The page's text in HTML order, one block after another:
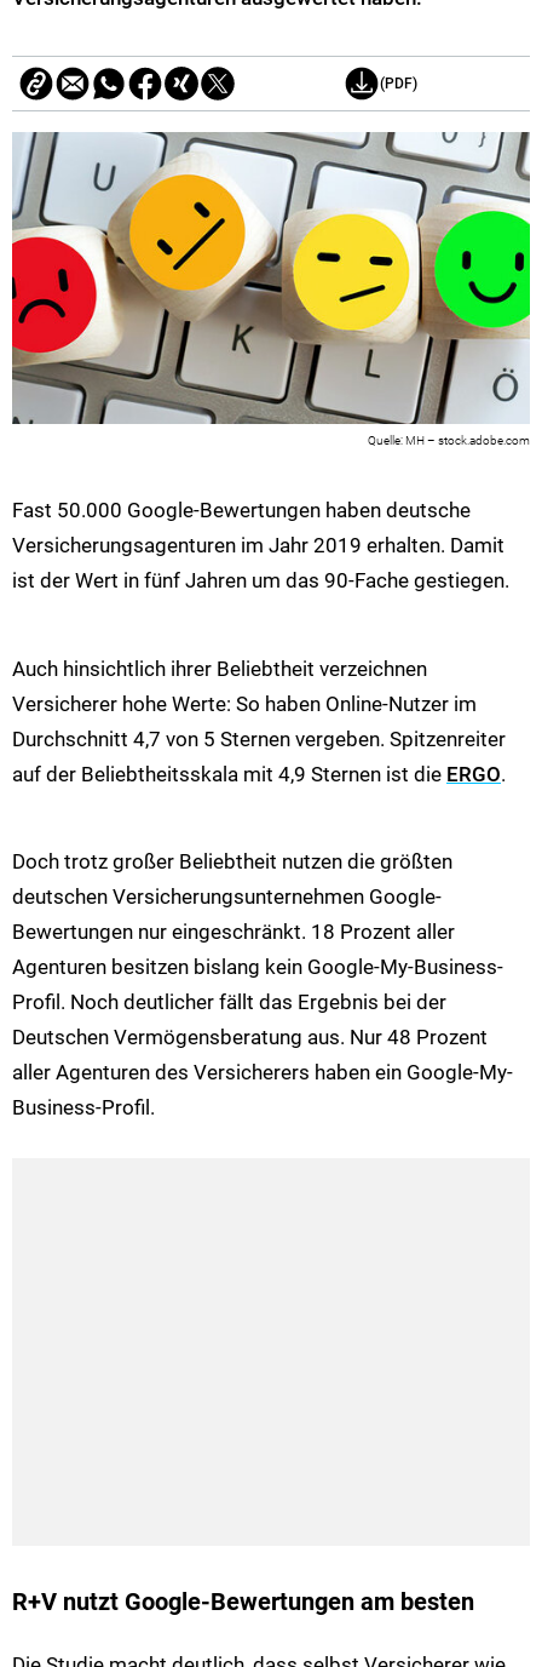
(PDF)
MH – stock.adobe.com
Fast 50.000 Google-Bewertungen haben deutsche
Versicherungsagenturen im Jahr 2019 erhalten. Damit
ist der Wert in fünf Jahren um das 90-Fache gestiegen.
Auch hinsichtlich ihrer Beliebtheit verzeichnen
Versicherer hohe Werte: So haben Online-Nutzer im
Durchschnitt 4,7 von 5 Sternen vergeben. Spitzenreiter
auf der Beliebtheitsskala mit 4,9 Sternen ist die ERGO.
Doch trotz großer Beliebtheit nutzen die größten
deutschen Versicherungsunternehmen Google-
Bewertungen nur eingeschränkt. 18 Prozent aller
Agenturen besitzen bislang kein Google-My-Business-
Profil. Noch deutlicher fällt das Ergebnis bei der
Deutschen Vermögensberatung aus. Nur 48 Prozent
aller Agenturen des Versicherers haben ein Google-My-
Business-Profil.
R+V nutzt Google-Bewertungen am besten